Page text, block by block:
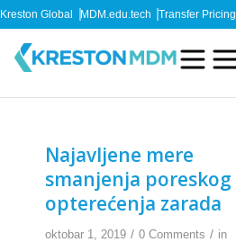
Kreston Global MDM.edu.tech Transfer Pricing
Najavljene mere
smanjenja poreskog
opterećenja zarada
oktobar 1, 2019 / 0 Comments / in